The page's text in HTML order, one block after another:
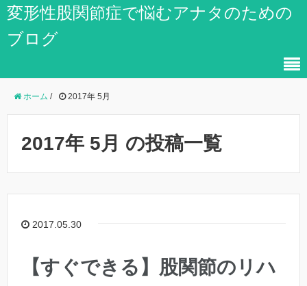
変形性股関節症で悩むアナタのための
ブログ
ホーム / 2017年 5月
2017年 5月 の投稿一覧
2017.05.30
【すぐできる】股関節のリハ